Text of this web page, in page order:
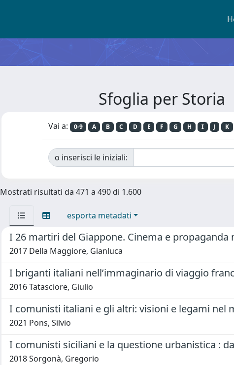
Sfoglia per Storia
Vai a: 0-9 A B C D E F G H I J K
o inserisci le iniziali:
Mostrati risultati da 471 a 490 di 1.600
esporta metadati
I 26 martiri del Giappone. Cinema e
2017 Della Maggiore, Gianluca
I briganti italiani nell’immaginario di viaggio
2016 Tatasciore, Giulio
I comunisti italiani e gli altri: visioni e legami nel
2021 Pons, Silvio
I comunisti siciliani e la questione urbanistica :
2018 Sorgonà, Gregorio